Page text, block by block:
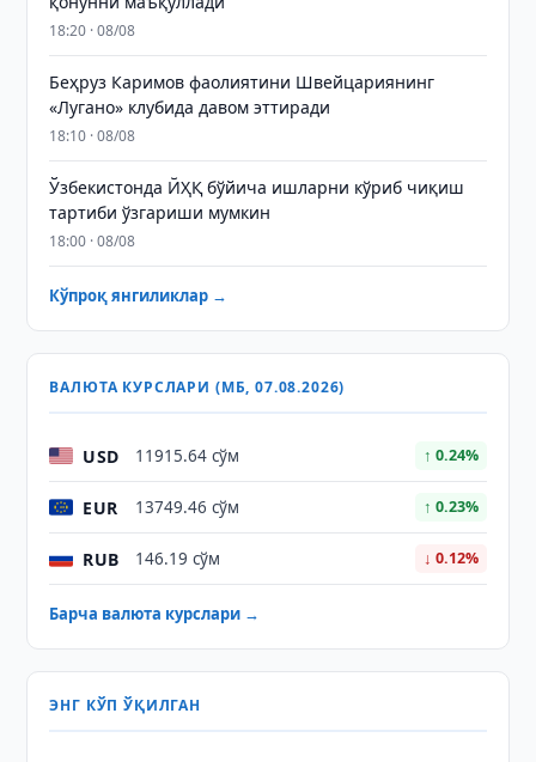
18:20 · 08/08
Беҳруз Каримов фаолиятини Швейцариянинг
«Лугано» клубида давом эттиради
18:10 · 08/08
Ўзбекистонда ЙҲҚ бўйича ишларни кўриб чиқиш
тартиби ўзгариши мумкин
18:00 · 08/08
Кўпроқ янгиликлар →
ВАЛЮТА КУРСЛАРИ (МБ, 07.08.2026)
USD 11915.64 сўм ↑ 0.24%
EUR 13749.46 сўм ↑ 0.23%
RUB 146.19 сўм ↓ 0.12%
Барча валюта курслари →
ЭНГ КЎП ЎҚИЛГАН